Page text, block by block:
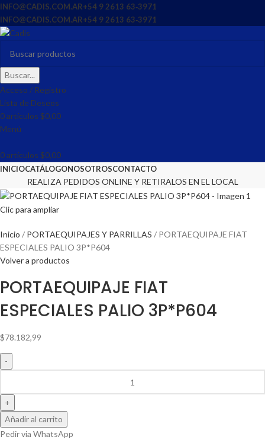
INFO@CADIS.COM.AR‪+54 9 2613 63‑3971‬
INFO@CADIS.COM.AR‪+54 9 2613 63‑3971‬
Buscar...
Acceso / Registro
Lista de Deseos
0artículos $0,00
Menú
0artículos $0,00
INICIOCATÁLOGONOSOTROSCONTACTO
REALIZA PEDIDOS ONLINE Y RETIRALOS EN EL LOCAL
Clic para ampliar
Inicio PORTAEQUIPAJES Y PARRILLAS
PORTAEQUIPAJE FIAT
ESPECIALES PALIO 3P*P604
Volver a productos
PORTAEQUIPAJE FIAT
ESPECIALES PALIO 3P*P604
$78.182,99
Añadir al carrito
Pedir via WhatsApp